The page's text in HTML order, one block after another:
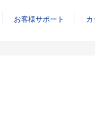
お客様サポート